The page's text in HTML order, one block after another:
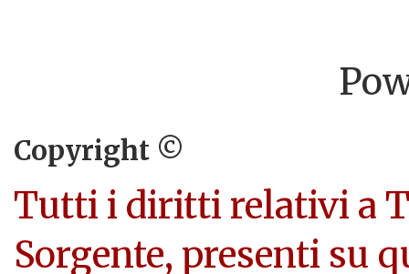
Copyright ©
Tutti i diritti relativi a
Sorgente, presenti su